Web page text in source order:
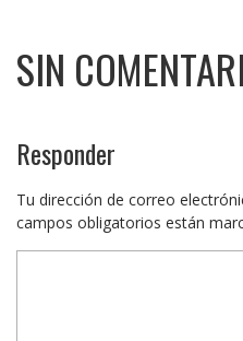
SIN
Responder
Tu dirección de correo
campos obligatorios están